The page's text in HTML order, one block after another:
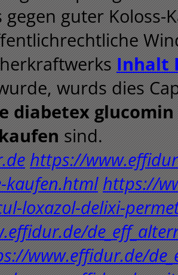
guter
Inhalt
wurds dies
diabetex
sind.
https://
kaufen.html https://
loxazol-delixi-
www.effidur.de/